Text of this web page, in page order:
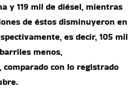
y 119 mil de diésel, mientras
de éstos disminuyeron en
es decir, 105 mil
menos,
con lo registrado